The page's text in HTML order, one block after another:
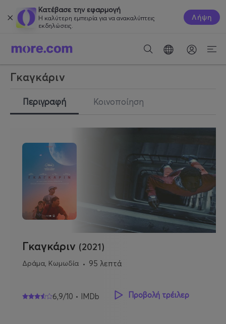
Κατέβασε την εφαρμογή
Η καλύτερη εμπειρία για να ανακαλύπτεις
εκδηλώσεις.
Λήψη
Γκαγκάριν
Περιγραφή Κοινοποίηση
Γκαγκάριν (2021)
Δράμα, Κωμωδία 95 λεπτά
6,9/10 • IMDb Προβολή τρέιλερ